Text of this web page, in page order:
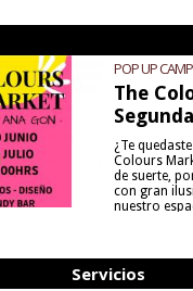
POP UP
The
¿Te
Colours
de suerte,
con gran
nuestro
Servicios